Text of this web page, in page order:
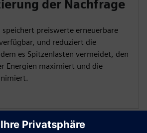
der Nachfrage
speichert preiswerte erneuerbare
und reduziert die
es Spitzenlasten vermeidet, den
Energien maximiert und die